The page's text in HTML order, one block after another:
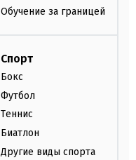
Обучение за границей
Спорт
Бокс
Футбол
Теннис
Биатлон
Другие виды спорта